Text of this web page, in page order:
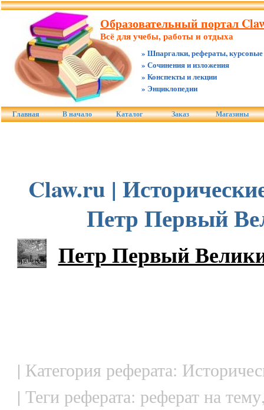
Образовательный портал
Всё для учебы, работы и отдыха
» Шпаргалки, рефераты, курсовые
» Сочинения и изложения
» Конспекты и лекции
» Энциклопедии
Главная В начало Каталог Заказ Магазины
Claw.ru |
Петр Первый
Петр Первый
| Категория реферата:
| Теги реферата: реферат на